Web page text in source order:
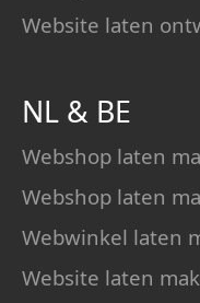
Website laten
NL & BE
Webshop laten
Webshop laten
Webwinkel laten
Website laten